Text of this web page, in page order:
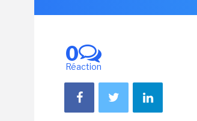
0
Réaction